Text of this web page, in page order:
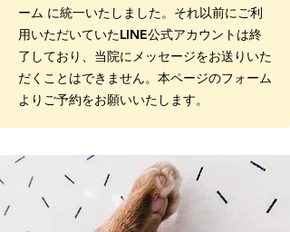
ーム に統一いたしました。それ以前にご利
用いただいていたLINE公式アカウントは終
了しており、当院にメッセージをお送りいた
だくことはできません。本ページのフォーム
よりご予約をお願いいたします。